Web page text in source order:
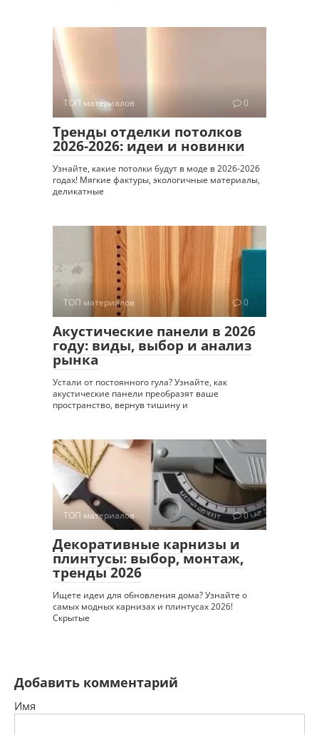
ТОП материалов 0
Тренды отделки потолков
2026-2026: идеи и новинки
Узнайте, какие потолки будут в моде в 2026-2026
годах! Мягкие фактуры, экологичные материалы,
деликатные
ТОП материалов 0
Акустические панели в 2026
году: виды, выбор и анализ
рынка
Устали от постоянного гула? Узнайте, как
акустические панели преобразят ваше
пространство, вернув тишину и
ТОП материалов 0
Декоративные карнизы и
плинтусы: выбор, монтаж,
тренды 2026
Ищете идеи для обновления дома? Узнайте о
самых модных карнизах и плинтусах 2026!
Скрытые
Добавить комментарий
Имя